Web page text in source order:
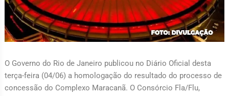
O Governo do Rio de Janeiro publicou no Diário Oficial desta
terça-feira (04/06) a homologação do resultado do processo de
concessão do Complexo Maracanã. O Consórcio Fla/Flu,